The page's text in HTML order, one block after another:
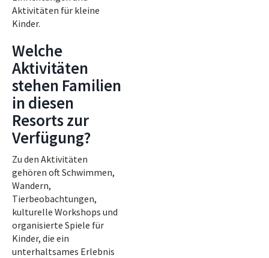
Aktivitäten für kleine
Kinder.
Welche
Aktivitäten
stehen Familien
in diesen
Resorts zur
Verfügung?
Zu den Aktivitäten
gehören oft Schwimmen,
Wandern,
Tierbeobachtungen,
kulturelle Workshops und
organisierte Spiele für
Kinder, die ein
unterhaltsames Erlebnis